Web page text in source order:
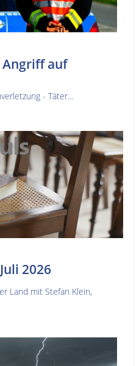
auf
- Täter...
2026
Land mit Stefan Klein,